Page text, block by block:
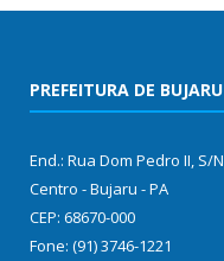
PREFEITURA DE BUJARU
End.: Rua Dom Pedro II, S/N
Centro - Bujaru - PA
CEP: 68670-000
Fone: (91) 3746-1221